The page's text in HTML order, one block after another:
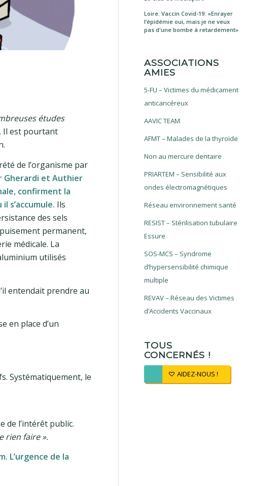
études
. Il est pourtant
de l’organisme par
Gherardi et Authier
confirment la
s’accumule. Ils
des sels
permanent,
médicale. La
utilisés
entendait prendre au
en place d’un
Systématiquement, le
de l’intérêt public.
rien faire ».
L’urgence de la
Loire. Vaccin Covid-19: «Enrayer
l’épidémie oui, mais je ne veux
pas d'une bombe à retardement»
ASSOCIATIONS
AMIES
5-FU – Victimes du médicament
anticancéreux
AAVIC TEAM
AFMT – Malades de la thyroïde
Non au mercure dentaire
PRIARTEM – Sensibilité aux
ondes électromagnétiques
Réseau environnement santé
RESIST – Stérilisation tubulaire
Essure
SOS-MCS – Syndrome
d’hypersensibilité chimique
multiple
REVAV – Réseau des Victimes
d’Accidents Vaccinaux
TOUS
CONCERNÉS !
AIDEZ-NOUS !